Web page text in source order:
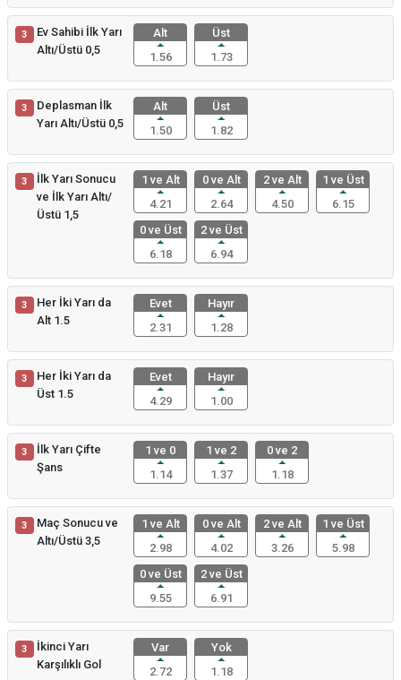
3
Ev Sahibi İlk Yarı
Altı/Üstü 0,5
Alt
1.56
Üst
1.73
3
Deplasman İlk
Yarı Altı/Üstü 0,5
Alt
1.50
Üst
1.82
3
İlk Yarı Sonucu
ve İlk Yarı Altı/
Üstü 1,5
1 ve Alt
4.21
0 ve Alt
2.64
2 ve Alt
4.50
1 ve Üst
6.15
0 ve Üst
6.18
2 ve Üst
6.94
3
Her İki Yarı da
Alt 1.5
Evet
2.31
Hayır
1.28
3
Her İki Yarı da
Üst 1.5
Evet
4.29
Hayır
1.00
3
İlk Yarı Çifte
Şans
1 ve 0
1.14
1 ve 2
1.37
0 ve 2
1.18
3
Maç Sonucu ve
Altı/Üstü 3,5
1 ve Alt
2.98
0 ve Alt
4.02
2 ve Alt
3.26
1 ve Üst
5.98
0 ve Üst
9.55
2 ve Üst
6.91
3
İkinci Yarı
Karşılıklı Gol
Var
2.72
Yok
1.18